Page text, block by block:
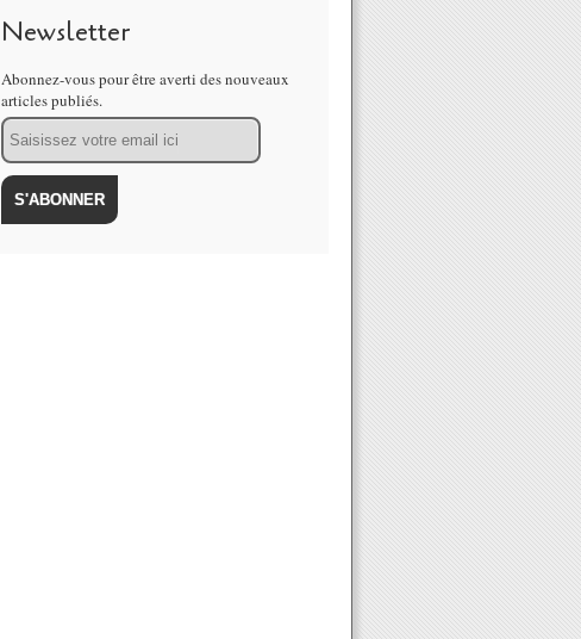
Newsletter
Abonnez-vous pour être averti des nouveaux
articles publiés.
Email